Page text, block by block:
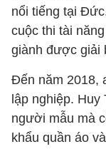
nổi tiếng tại
cuộc thi tài
giành được giải
Đến năm 2018,
lập nghiệp. Huy
người mẫu mà
khẩu quần áo